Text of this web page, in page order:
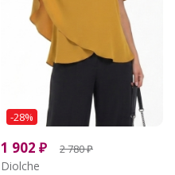
-28%
1 902 ₽ 2 780₽
Diolche